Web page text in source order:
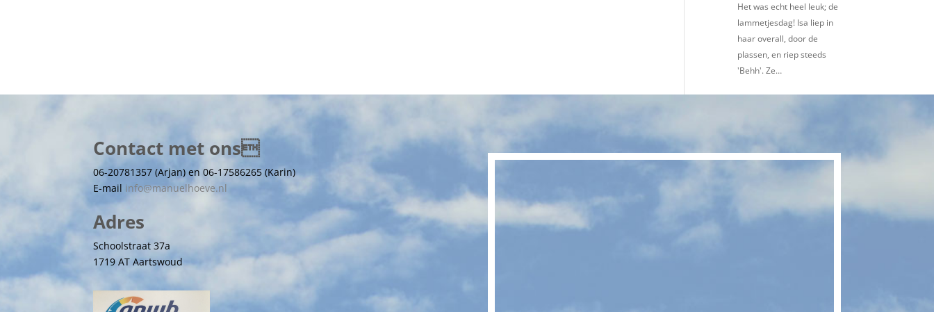
Het was echt heel leuk; de
lammetjesdag! Isa liep in
haar overall, door de
plassen, en riep steeds
'Behh'. Ze…
Contact met ons
06-20781357 (Arjan) en 06-17586265 (Karin)
E-mail info@manuelhoeve.nl
Adres
Schoolstraat 37a
1719 AT Aartswoud